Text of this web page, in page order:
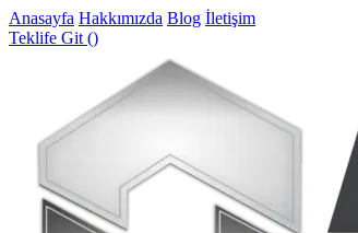
Anasayfa Hakkımızda Blog İletişim
Teklife Git ()